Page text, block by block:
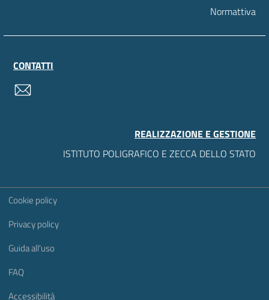
Normattiva
CONTATTI
REALIZZAZIONE E GESTIONE
ISTITUTO POLIGRAFICO E ZECCA DELLO STATO
Sezione Link Utili
Cookie policy
Privacy policy
Guida all'uso
FAQ
Accessibilità